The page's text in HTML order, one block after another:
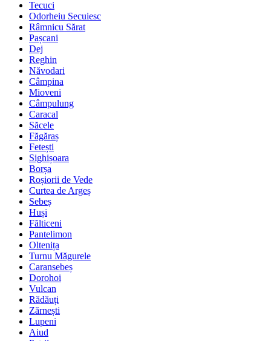
Tecuci
Odorheiu Secuiesc
Râmnicu Sărat
Pașcani
Dej
Reghin
Năvodari
Câmpina
Mioveni
Câmpulung
Caracal
Săcele
Făgăraș
Fetești
Sighișoara
Borșa
Roșiorii de Vede
Curtea de Argeș
Sebeș
Huși
Fălticeni
Pantelimon
Oltenița
Turnu Măgurele
Caransebeș
Dorohoi
Vulcan
Rădăuți
Zărnești
Lupeni
Aiud